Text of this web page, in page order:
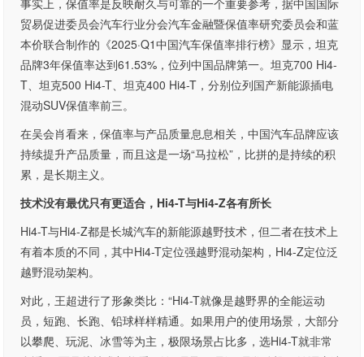
贸易促进委员会汽车行业分会汽车金融暨保值率研究委员会和蓝
本价联合制作的《2025·Q1中国汽车保值率排行榜》显示，坦克
品牌3年保值率达到61.53%，位列中国品牌第一。坦克700 Hi4-
T、坦克500 Hi4-T、坦克400 Hi4-T，分别位列国产新能源插电
混动SUV保值率前三。
在吴会肖看来，保值率与产品质量息息相关，中国汽车品牌应该
持续提升产品质量，而且这是一场“马拉松”，比拼的是持续的积
累，是长期主义。
技术没有最优只有更适合，Hi4-T与Hi4-Z各有所长
Hi4-T与Hi4-Z都是长城汽车的新能源越野技术，但二者在技术上
有着本质的不同，其中Hi4-T定位强越野混动架构，Hi4-Z定位泛
越野混动架构。
对此，王超进行了形象类比：“Hi4-T就像是越野界的全能运动
员，短跑、长跑、铅球样样精通。如果用户的使用场景，大部分
以攀爬、玩泥、冰雪等为主，极限场景占比多，选Hi4-T就非常